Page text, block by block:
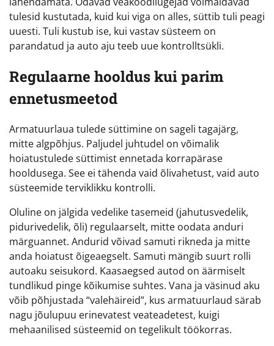
tulesid kustutada, kuid kui viga on alles, süttib tuli peagi
uuesti. Tuli kustub ise, kui vastav süsteem on
parandatud ja auto aju teeb uue kontrolltsükli.
Regulaarne hooldus kui parim
ennetusmeetod
Armatuurlaua tulede süttimine on sageli tagajärg,
mitte algpõhjus. Paljudel juhtudel on võimalik
hoiatustulede süttimist ennetada korrapärase
hooldusega. See ei tähenda vaid õlivahetust, vaid auto
süsteemide terviklikku kontrolli.
Oluline on jälgida vedelike tasemeid (jahutusvedelik,
pidurivedelik, õli) regulaarselt, mitte oodata anduri
märguannet. Andurid võivad samuti rikneda ja mitte
anda hoiatust õigeaegselt. Samuti mängib suurt rolli
autoaku seisukord. Kaasaegsed autod on äärmiselt
tundlikud pinge kõikumise suhtes. Vana ja väsinud aku
võib põhjustada “valehäireid”, kus armatuurlaud särab
nagu jõulupuu erinevatest veateadetest, kuigi
mehaanilised süsteemid on tegelikult töökorras.